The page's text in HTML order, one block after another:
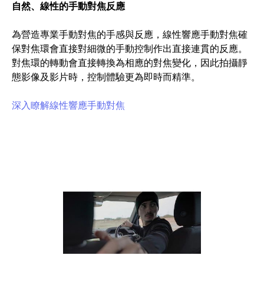
自然、線性的手動對焦反應
為營造專業手動對焦的手感與反應，線性響應手動對焦確
保對焦環會直接對細微的手動控制作出直接連貫的反應。
對焦環的轉動會直接轉換為相應的對焦變化，因此拍攝靜
態影像及影片時，控制體驗更為即時而精準。
深入瞭解線性響應手動對焦